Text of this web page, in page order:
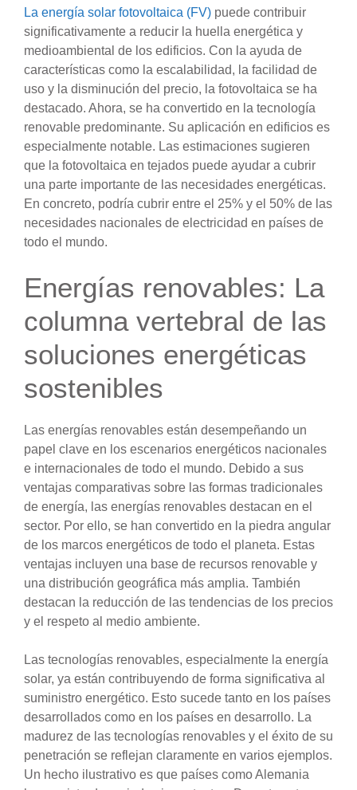
La energía solar fotovoltaica (FV) puede contribuir
significativamente a reducir la huella energética y
medioambiental de los edificios. Con la ayuda de
características como la escalabilidad, la facilidad de
uso y la disminución del precio, la fotovoltaica se ha
destacado. Ahora, se ha convertido en la tecnología
renovable predominante. Su aplicación en edificios es
especialmente notable. Las estimaciones sugieren
que la fotovoltaica en tejados puede ayudar a cubrir
una parte importante de las necesidades energéticas.
En concreto, podría cubrir entre el 25% y el 50% de las
necesidades nacionales de electricidad en países de
todo el mundo.
Energías renovables: La
columna vertebral de las
soluciones energéticas
sostenibles
Las energías renovables están desempeñando un
papel clave en los escenarios energéticos nacionales
e internacionales de todo el mundo. Debido a sus
ventajas comparativas sobre las formas tradicionales
de energía, las energías renovables destacan en el
sector. Por ello, se han convertido en la piedra angular
de los marcos energéticos de todo el planeta. Estas
ventajas incluyen una base de recursos renovable y
una distribución geográfica más amplia. También
destacan la reducción de las tendencias de los precios
y el respeto al medio ambiente.
Las tecnologías renovables, especialmente la energía
solar, ya están contribuyendo de forma significativa al
suministro energético. Esto sucede tanto en los países
desarrollados como en los países en desarrollo. La
madurez de las tecnologías renovables y el éxito de su
penetración se reflejan claramente en varios ejemplos.
Un hecho ilustrativo es que países como Alemania